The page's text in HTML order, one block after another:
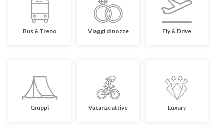
Bus & Treno Viaggi di nozze Fly & Drive
Gruppi Vacanze attive Luxury